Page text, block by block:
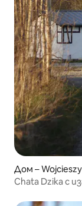
Дом –
Chata Dzika с